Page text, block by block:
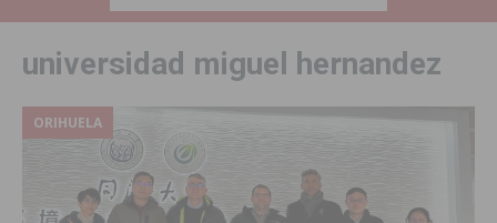
universidad miguel hernandez
ORIHUELA